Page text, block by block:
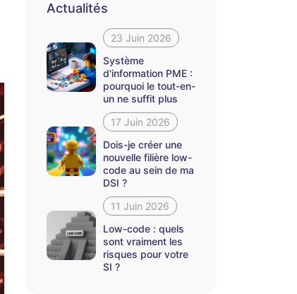
Actualités
23 Juin 2026
Système
d'information PME :
pourquoi le tout-en-
un ne suffit plus
17 Juin 2026
Dois-je créer une
nouvelle filière low-
code au sein de ma
DSI ?
11 Juin 2026
Low-code : quels
sont vraiment les
risques pour votre
SI ?